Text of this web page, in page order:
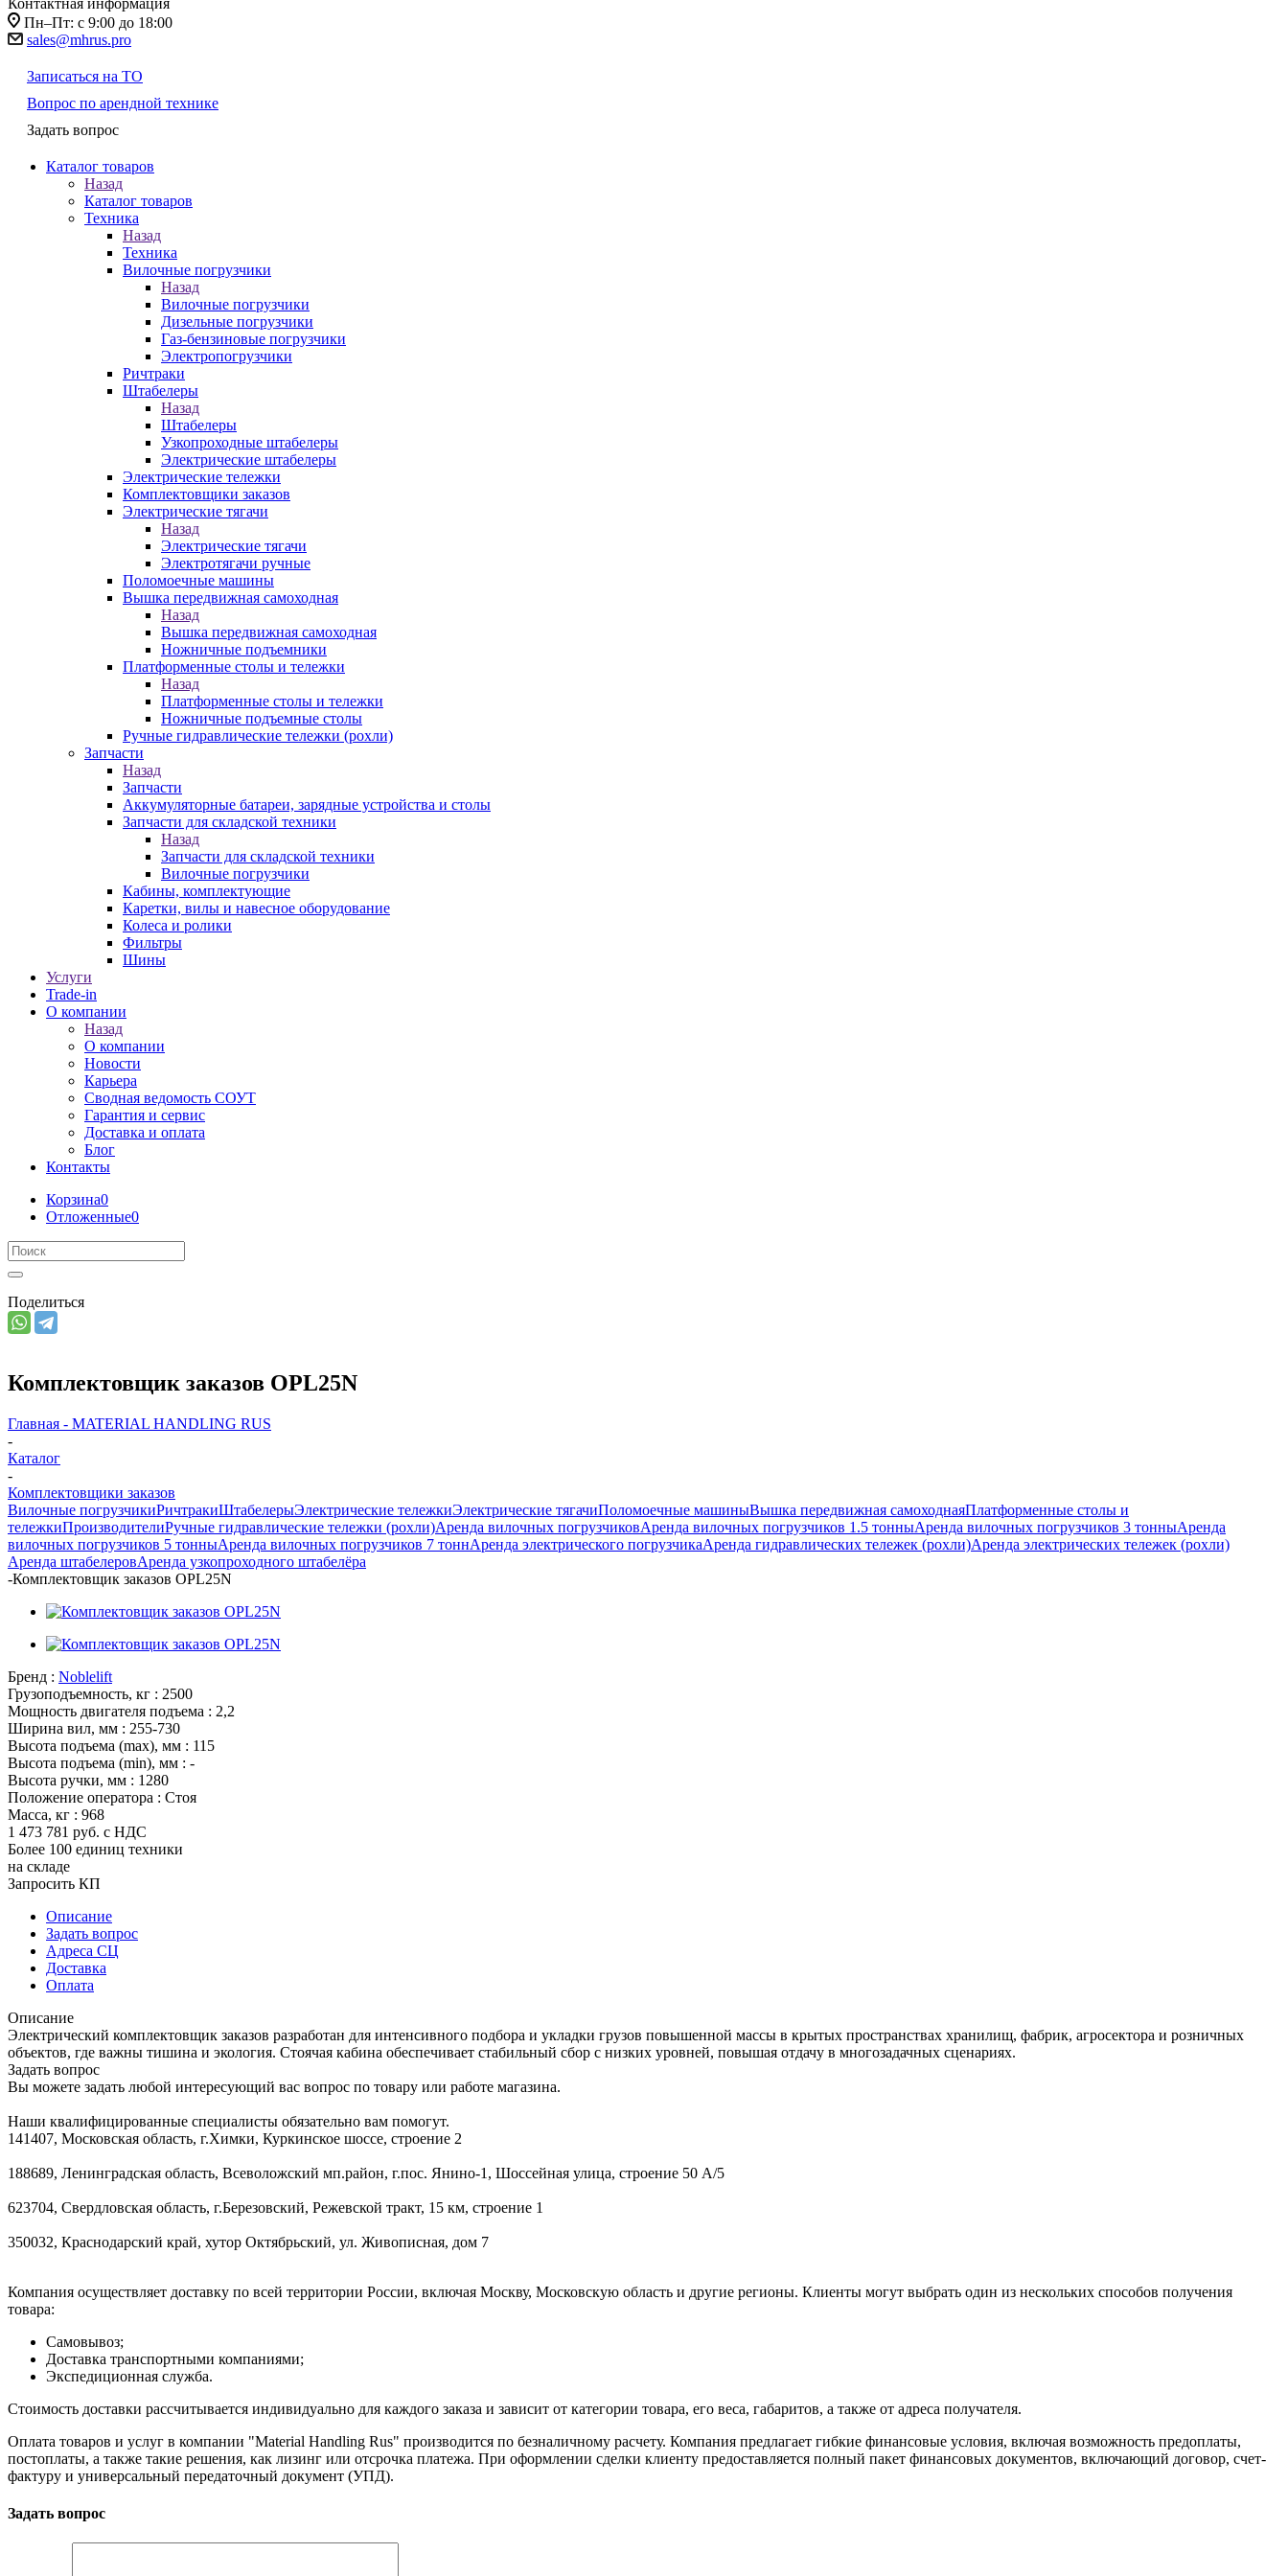
Контактная информация
Пн–Пт: с 9:00 до 18:00
sales@mhrus.pro
Записаться на ТО
Вопрос по арендной технике
Задать вопрос
Каталог товаров
Назад
Каталог товаров
Техника
Назад
Техника
Вилочные погрузчики
Назад
Вилочные погрузчики
Дизельные погрузчики
Газ-бензиновые погрузчики
Электропогрузчики
Ричтраки
Штабелеры
Назад
Штабелеры
Узкопроходные штабелеры
Электрические штабелеры
Электрические тележки
Комплектовщики заказов
Электрические тягачи
Назад
Электрические тягачи
Электротягачи ручные
Поломоечные машины
Вышка передвижная самоходная
Назад
Вышка передвижная самоходная
Ножничные подъемники
Платформенные столы и тележки
Назад
Платформенные столы и тележки
Ножничные подъемные столы
Ручные гидравлические тележки (рохли)
Запчасти
Назад
Запчасти
Аккумуляторные батареи, зарядные устройства и столы
Запчасти для складской техники
Назад
Запчасти для складской техники
Вилочные погрузчики
Кабины, комплектующие
Каретки, вилы и навесное оборудование
Колеса и ролики
Фильтры
Шины
Услуги
Trade-in
О компании
Назад
О компании
Новости
Карьера
Сводная ведомость СОУТ
Гарантия и сервис
Доставка и оплата
Блог
Контакты
Корзина0
Отложенные0
Поделиться
Комплектовщик заказов OPL25N
Главная - MATERIAL HANDLING RUS
-
Каталог
-
Комплектовщики заказов
Вилочные погрузчикиРичтракиШтабелерыЭлектрические тележкиЭлектрические тягачиПоломоечные машиныВышка передвижная самоходнаяПлатформенные столы и
тележкиПроизводителиРучные гидравлические тележки (рохли)Аренда вилочных погрузчиковАренда вилочных погрузчиков 1.5 тонныАренда вилочных погрузчиков 3 тонныАренда
вилочных погрузчиков 5 тонныАренда вилочных погрузчиков 7 тоннАренда электрического погрузчикаАренда гидравлических тележек (рохли)Аренда электрических тележек (рохли)
Аренда штабелеровАренда узкопроходного штабелёра
-Комплектовщик заказов OPL25N
Бренд : Noblelift
Грузоподъемность, кг : 2500
Мощность двигателя подъема : 2,2
Ширина вил, мм : 255-730
Высота подъема (max), мм : 115
Высота подъема (min), мм : -
Высота ручки, мм : 1280
Положение оператора : Стоя
Масса, кг : 968
1 473 781 руб. с НДС
Более 100 единиц техники
на складе
Запросить КП
Описание
Задать вопрос
Адреса СЦ
Доставка
Оплата
Описание
Электрический комплектовщик заказов разработан для интенсивного подбора и укладки грузов повышенной массы в крытых пространствах хранилищ, фабрик, агросектора и розничных
объектов, где важны тишина и экология. Стоячая кабина обеспечивает стабильный сбор с низких уровней, повышая отдачу в многозадачных сценариях.
Задать вопрос
Вы можете задать любой интересующий вас вопрос по товару или работе магазина.
Наши квалифицированные специалисты обязательно вам помогут.
141407, Московская область, г.Химки, Куркинское шоссе, строение 2
188689, Ленинградская область, Всеволожский мп.район, г.пос. Янино-1, Шоссейная улица, строение 50 А/5
623704, Свердловская область, г.Березовский, Режевской тракт, 15 км, строение 1
350032, Краснодарский край, хутор Октябрьский, ул. Живописная, дом 7
Компания осуществляет доставку по всей территории России, включая Москву, Московскую область и другие регионы. Клиенты могут выбрать один из нескольких способов получения
товара:
Самовывоз;
Доставка транспортными компаниями;
Экспедиционная служба.
Стоимость доставки рассчитывается индивидуально для каждого заказа и зависит от категории товара, его веса, габаритов, а также от адреса получателя.
Оплата товаров и услуг в компании "Material Handling Rus" производится по безналичному расчету. Компания предлагает гибкие финансовые условия, включая возможность предоплаты,
постоплаты, а также такие решения, как лизинг или отсрочка платежа. При оформлении сделки клиенту предоставляется полный пакет финансовых документов, включающий договор, счет-
фактуру и универсальный передаточный документ (УПД).
Задать вопрос